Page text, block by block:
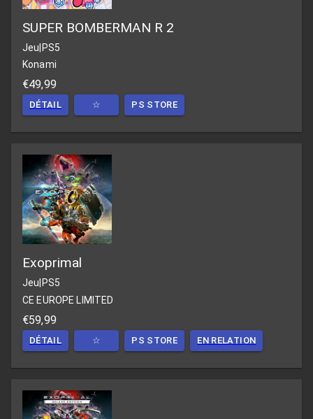
SUPER BOMBERMAN R 2
Jeu|PS5
Konami
€49,99
DÉTAIL ☆ PS STORE
Exoprimal
Jeu PS5
CE EUROPE LIMITED
€59,99
DÉTAIL ☆ PS STORE EN RELATION